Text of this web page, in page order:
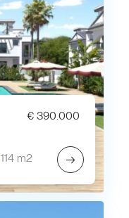
€ 390.000
114 m2 →